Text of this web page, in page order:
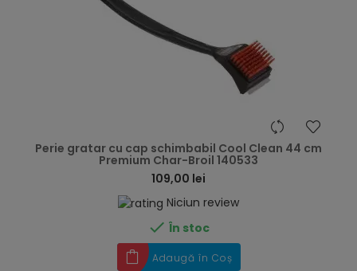
Perie gratar cu cap schimbabil Cool Clean 44 cm
Premium Char-Broil 140533
109,00 lei
Niciun review
 În stoc
Adaugă în Coș